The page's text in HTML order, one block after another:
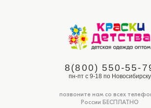
8(800) 550-55-
пн-пт с 9-18 по Новосибирску
позвоните нам со всех
России БЕСПЛАТНО